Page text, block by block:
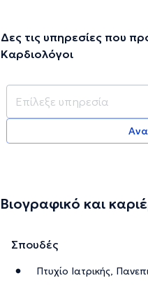
Δες τις υπηρεσίες που
Καρδιολόγοι
Βιογραφικό και
Σπουδές
Πτυχίο Ιατρικής,